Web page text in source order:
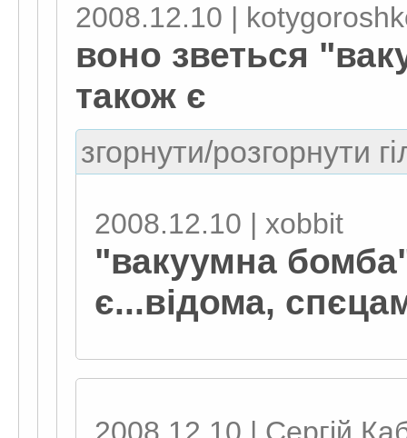
2008.12.10 |
воно зветься
також є
згорнути/розгорнути
2008.12.10 | xobbit
"вакуумна бомба"
є...відома,